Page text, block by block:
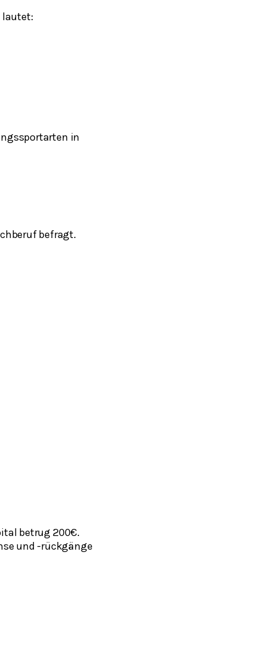
lautet:
in
befragt.
betrug 200€.
und -rückgänge